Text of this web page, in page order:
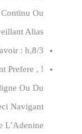
Ou
Alias
: h,8/3
Prefere , !
Ou Du
Navigant
L’Adenine